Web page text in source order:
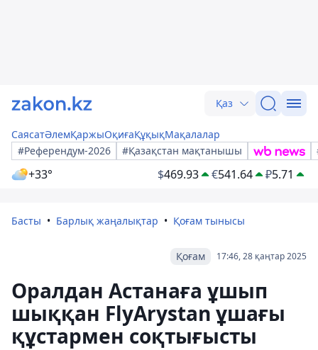
Қаз
СаясатӘлемҚаржыОқиғаҚұқықМақалалар
#Референдум-2026
#Қазақстан мақтанышы
+33° $469.93 €541.64 ₽5.71
Басты Барлық жаңалықтар Қоғам тынысы
17:46, 28 қаңтар 2025
Қоғам
Оралдан Астанаға ұшып
шыққан FlyArystan ұшағы
құстармен соқтығысты